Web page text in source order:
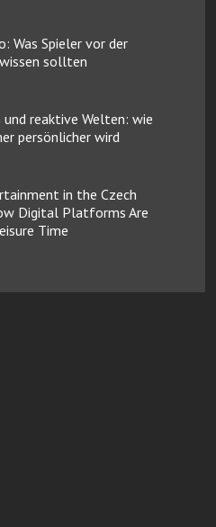
Was Spieler vor der
sollten
reaktive Welten: wie
persönlicher wird
in the Czech
Digital Platforms Are
Time